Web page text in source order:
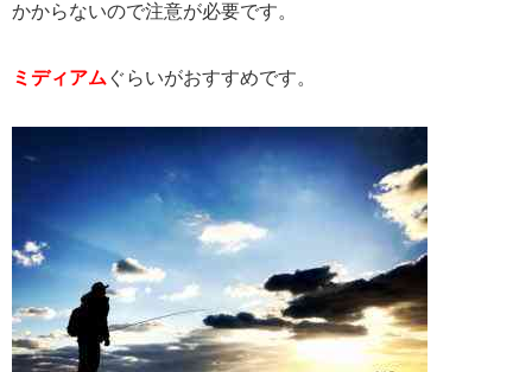
かからないので注意が必要です。
ミディアム ぐらいがおすすめです。